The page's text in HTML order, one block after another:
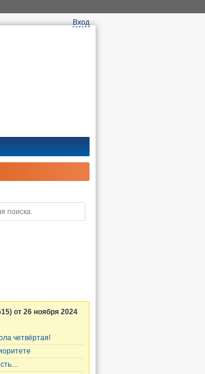
Вход
от 26 ноября 2024
четвёртая!